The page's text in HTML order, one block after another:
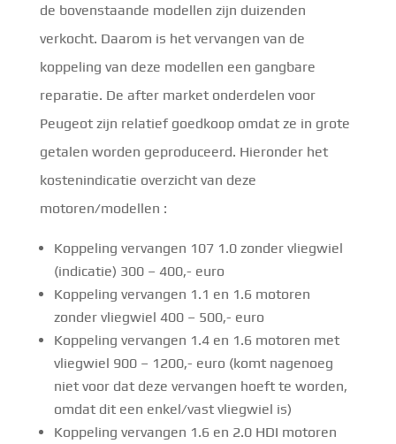
de bovenstaande modellen zijn duizenden
verkocht. Daarom is het vervangen van de
koppeling van deze modellen een gangbare
reparatie. De after market onderdelen voor
Peugeot zijn relatief goedkoop omdat ze in grote
getalen worden geproduceerd. Hieronder het
kostenindicatie overzicht van deze
motoren/modellen :
Koppeling vervangen 107 1.0 zonder vliegwiel
(indicatie) 300 – 400,- euro
Koppeling vervangen 1.1 en 1.6 motoren
zonder vliegwiel 400 – 500,- euro
Koppeling vervangen 1.4 en 1.6 motoren met
vliegwiel 900 – 1200,- euro (komt nagenoeg
niet voor dat deze vervangen hoeft te worden,
omdat dit een enkel/vast vliegwiel is)
Koppeling vervangen 1.6 en 2.0 HDI motoren